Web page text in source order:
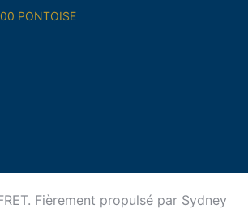
PONTOISE
Fièrement propulsé par Sydney